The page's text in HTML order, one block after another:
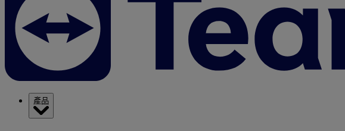
產品